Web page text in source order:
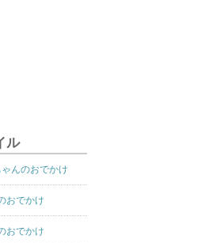
ル
んのおでかけ
おでかけ
おでかけ